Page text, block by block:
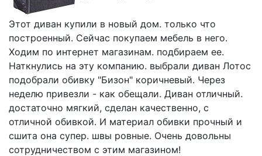
Этот диван купили в новый дом. только что
построенный. Сейчас покупаем мебель в него.
Ходим по интернет магазинам. подбираем ее.
Наткнулись на эту компанию. выбрали диван Лотос
подобрали обивку "Бизон" коричневый. Через
неделю привезли - как обещали. Диван отличный.
достаточно мягкий, сделан качественно, с
отличной обивкой. И материал обивки прочный и
сшита она супер. швы ровные. Очень довольны
сотрудничеством с этим магазином!